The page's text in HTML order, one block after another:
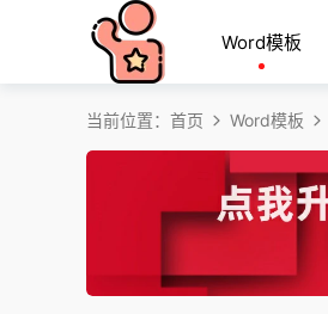
Word模板
当前位置： 首页 Word模板